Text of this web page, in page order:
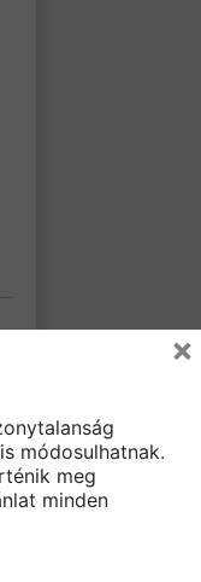
módosulhatnak.
meg
minden
×